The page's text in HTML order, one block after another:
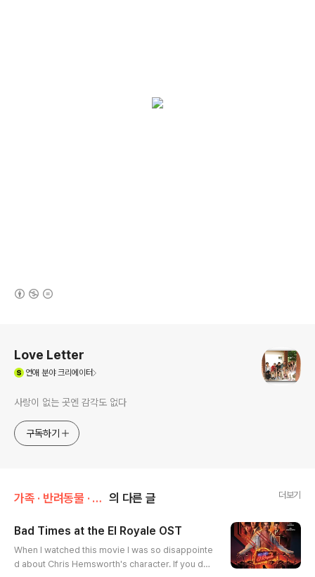
Love Letter
연애 분야 크리에이터
사랑이 없는 곳엔 감각도 없다
구독하기
가족 · 반려동물 · 취향/취미 & 관심사 의 다른 글 더보기
Bad Times at the El Royale OST
When I watched this movie I was so disappointe
d about Chris Hemsworth's character. If you dec